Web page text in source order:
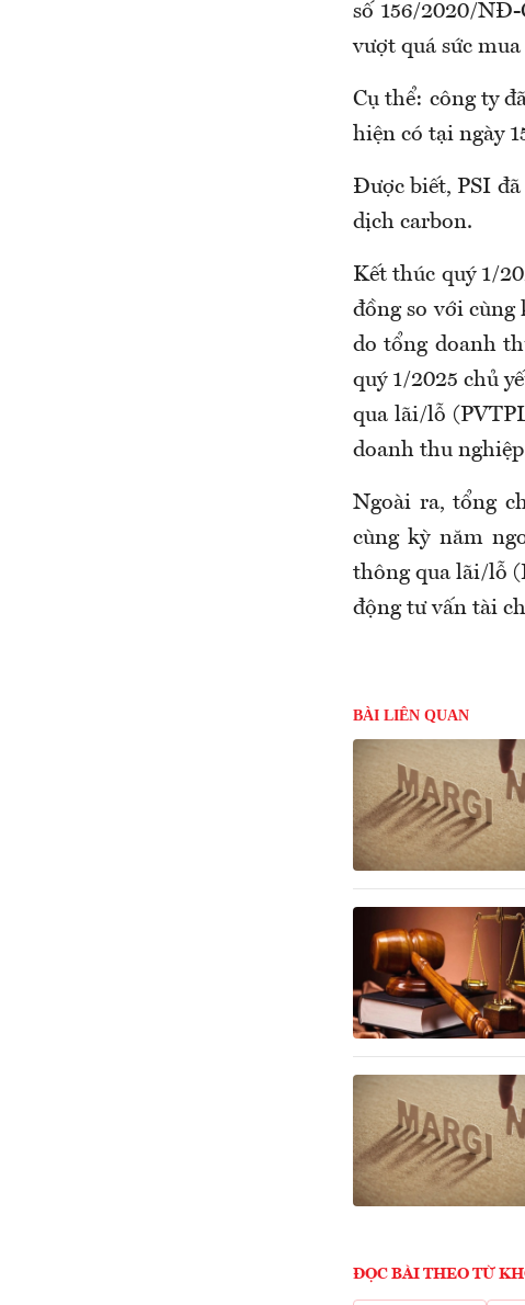
số 156/2020/NĐ-
vượt quá sức
Cụ thể: công ty
hiện có tại ngày
Được biết, PSI
dịch carbon.
Kết thúc quý 1/
đồng so với cùng
do tổng doanh
quý 1/2025 chủ
qua lãi/lỗ
doanh thu
Ngoài ra, tổng
cùng kỳ năm
thông qua lãi/lỗ
động tư vấn tài
BÀI LIÊN QUAN
ĐỌC BÀI THEO TỪ